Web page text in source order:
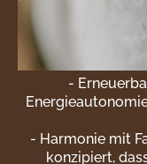
Unsere
-
Pestizide
-
- Harmonie mit
konzipiert,